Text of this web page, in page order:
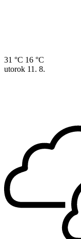
31 °C 16 °C
utorok 11. 8.